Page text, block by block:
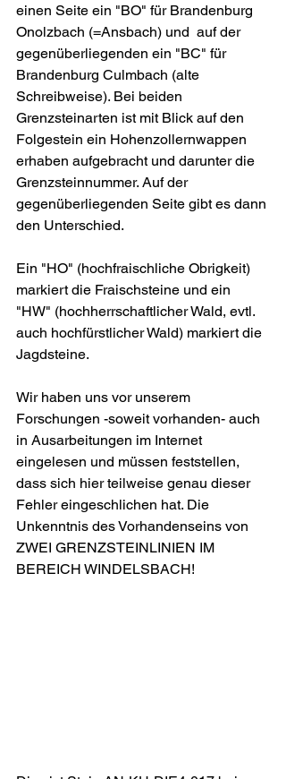
einen Seite ein "BO" für Brandenburg
Onolzbach (=Ansbach) und  auf der
gegenüberliegenden ein "BC" für
Brandenburg Culmbach (alte
Schreibweise). Bei beiden
Grenzsteinarten ist mit Blick auf den
Folgestein ein Hohenzollernwappen
erhaben aufgebracht und darunter die
Grenzsteinnummer. Auf der
gegenüberliegenden Seite gibt es dann
den Unterschied.
Ein "HO" (hochfraischliche Obrigkeit)
markiert die Fraischsteine und ein
"HW" (hochherrschaftlicher Wald, evtl.
auch hochfürstlicher Wald) markiert die
Jagdsteine.
Wir haben uns vor unserem
Forschungen -soweit vorhanden- auch
in Ausarbeitungen im Internet
eingelesen und müssen feststellen,
dass sich hier teilweise genau dieser
Fehler eingeschlichen hat. Die
Unkenntnis des Vorhandenseins von
ZWEI GRENZSTEINLINIEN IM
BEREICH WINDELSBACH!